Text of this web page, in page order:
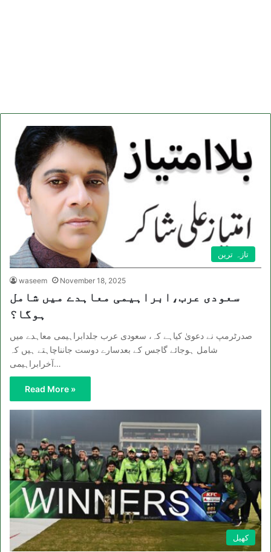
تازہ ترین
waseem November 18, 2025
سعودی عرب،ابراہیمی معاہدے میں شامل
ہوگا؟
صدرٹرمپ نے دعویٰ کیاہے کہ، سعودی عرب جلدابراہیمی معاہدے میں
شامل ہوجائے گاجس کے بعدسارے دوست جانناچاہتے ہیں کہ
آخرابراہیمی…
Read More »
کھیل